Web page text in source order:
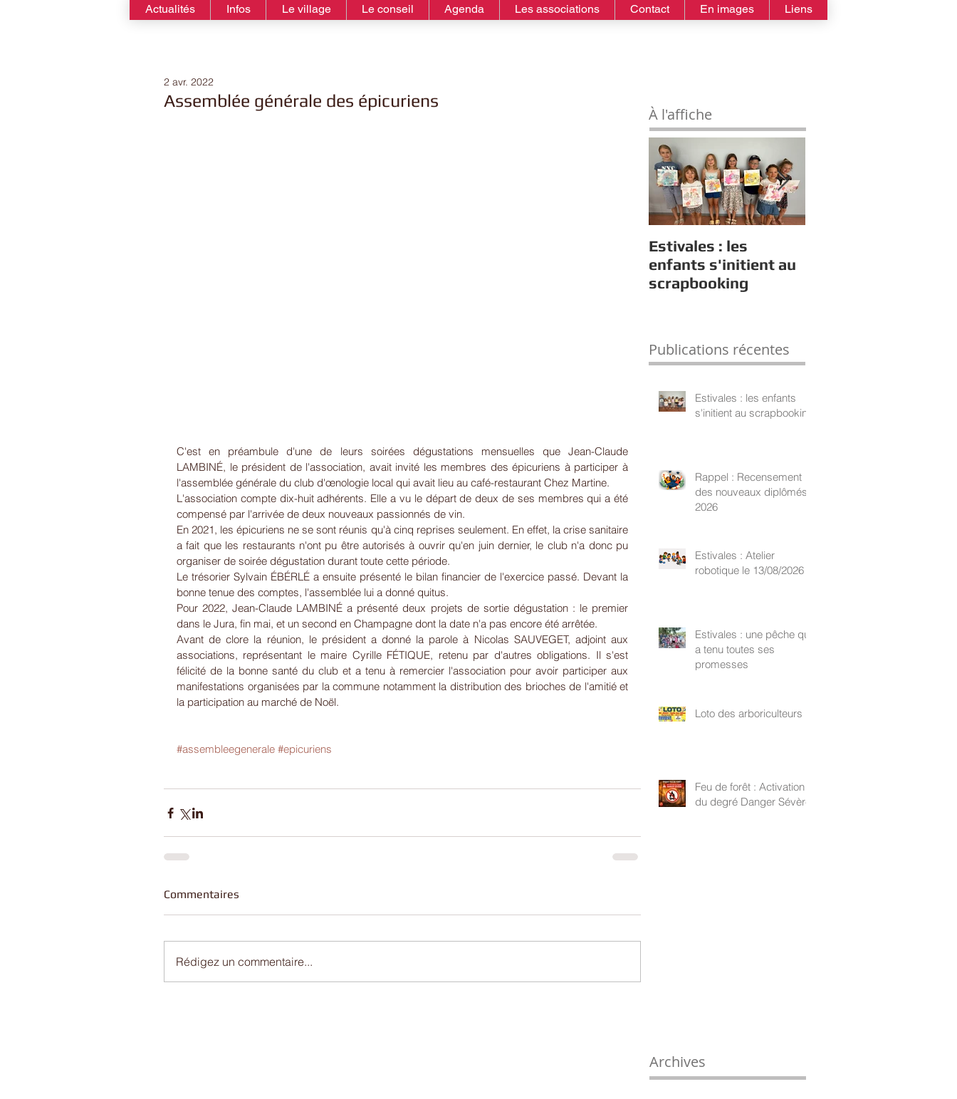
Actualités Infos Le village Le conseil Agenda Les associations Contact En images Liens
Assemblée générale des épicuriens
2 avr. 2022
C'est en préambule d'une de leurs soirées dégustations mensuelles que Jean-Claude
LAMBINÉ, le président de l'association, avait invité les membres des épicuriens à participer à
l'assemblée générale du club d'œnologie local qui avait lieu au café-restaurant Chez Martine.
L'association compte dix-huit adhérents. Elle a vu le départ de deux de ses membres qui a été
compensé par l'arrivée de deux nouveaux passionnés de vin.
En 2021, les épicuriens ne se sont réunis qu'à cinq reprises seulement. En effet, la crise sanitaire
a fait que les restaurants n'ont pu être autorisés à ouvrir qu'en juin dernier, le club n'a donc pu
organiser de soirée dégustation durant toute cette période.
Le trésorier Sylvain ÉBÉRLÉ a ensuite présenté le bilan financier de l'exercice passé. Devant la
bonne tenue des comptes, l'assemblée lui a donné quitus.
Pour 2022, Jean-Claude LAMBINÉ a présenté deux projets de sortie dégustation : le premier
dans le Jura, fin mai, et un second en Champagne dont la date n'a pas encore été arrêtée.
Avant de clore la réunion, le président a donné la parole à Nicolas SAUVEGET, adjoint aux
associations, représentant le maire Cyrille FÉTIQUE, retenu par d'autres obligations. Il s'est
félicité de la bonne santé du club et a tenu à remercier l'association pour avoir participer aux
manifestations organisées par la commune notamment la distribution des brioches de l'amitié et
la participation au marché de Noël.
#assembleegenerale #epicuriens
Commentaires
Rédigez un commentaire...
À l'affiche
Estivales : les
enfants s'initient au
scrapbooking
Publications récentes
Estivales : les enfants
s'initient au scrapbooking
Rappel : Recensement
des nouveaux diplômés
2026
Estivales : Atelier
robotique le 13/08/2026
Estivales : une pêche qui
a tenu toutes ses
promesses
Loto des arboriculteurs
Feu de forêt : Activation
du degré Danger Sévère
Archives